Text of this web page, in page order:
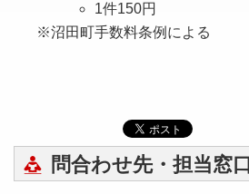
1件150円
※沼田町手数料条例による
問合わせ先・担当窓口